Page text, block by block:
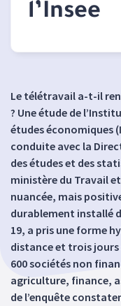
l’Insee
Le télétravail a-t-il
? Une étude de
études économiques
conduite avec la
des études et des
ministère du Travail
nuancée, mais
durablement installé
19, a pris une forme
distance et trois jours
600 sociétés non
agriculture, finance,
de l’enquête